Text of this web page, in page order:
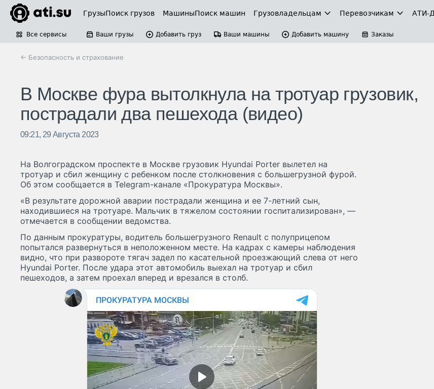
ГрузыПоиск грузов МашиныПоиск машин Грузовладельцам Перевозчикам АТИ-
Все сервисы Ваши грузы Добавить груз Ваши машины Добавить машину Заказы
← Безопасность и страхование
В Москве фура вытолкнула на тротуар грузовик,
пострадали два пешехода (видео)
09:21, 29 Августа 2023
На Волгоградском проспекте в Москве грузовик Hyundai Porter вылетел на
тротуар и сбил женщину с ребенком после столкновения с большегрузной фурой.
Об этом сообщается в Telegram-канале «Прокуратура Москвы».
«В результате дорожной аварии пострадали женщина и ее 7-летний сын,
находившиеся на тротуаре. Мальчик в тяжелом состоянии госпитализирован», —
отмечается в сообщении ведомства.
По данным прокуратуры, водитель большегрузного Renault с полуприцепом
попытался развернуться в неположенном месте. На кадрах с камеры наблюдения
видно, что при развороте тягач задел по касательной проезжающий слева от него
Hyundai Porter. После удара этот автомобиль выехал на тротуар и сбил
пешеходов, а затем проехал вперед и врезался в столб.